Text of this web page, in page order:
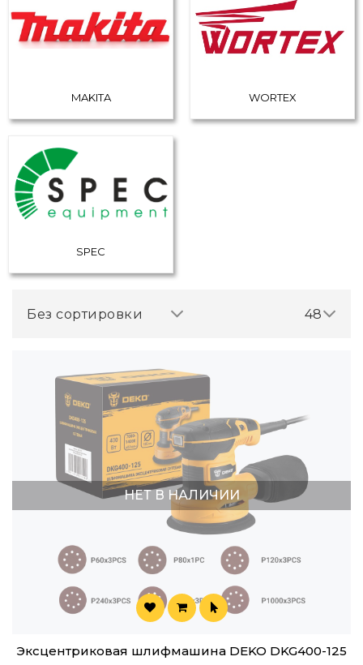
MAKITA WORTEX
SPEC
48
Без сортировки
НЕТ В НАЛИЧИИ
Эксцентриковая шлифмашина DEKO DKG400-125